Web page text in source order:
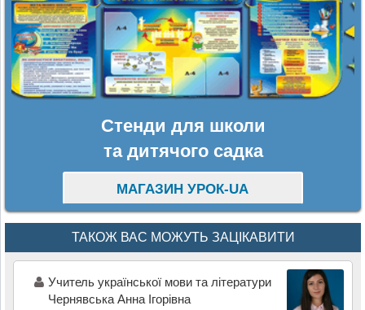
Стенди для школи
та дитячого садка
МАГАЗИН УРОК-UA
ТАКОЖ ВАС МОЖУТЬ ЗАЦІКАВИТИ
Учитель української мови та літератури
Чернявська Анна Ігорівна